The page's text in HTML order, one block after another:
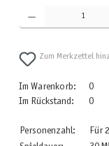
Produkt Anzahl: Gib den
Zum Merkzettel
Im Warenkorb:
0
Im Rückstand:
0
Personenzahl:
Für